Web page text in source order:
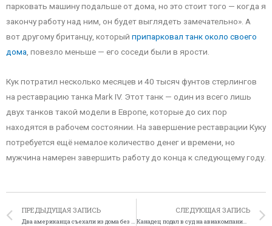
парковать машину подальше от дома, но это стоит того — когда я
закончу работу над ним, он будет выглядеть замечательно». А
вот другому британцу, который припарковал танк около своего
дома , повезло меньше — его соседи были в ярости.
Кук потратил несколько месяцев и 40 тысяч фунтов стерлингов
на реставрацию танка Mark IV. Этот танк — один из всего лишь
двух танков такой модели в Европе, которые до сих пор
находятся в рабочем состоянии. На завершение реставрации Куку
потребуется ещё немалое количество денег и времени, но
мужчина намерен завершить работу до конца к следующему году.
ПРЕДЫДУЩАЯ ЗАПИСЬ
Два американца съехали из дома без детей
СЛЕДУЮЩАЯ ЗАПИСЬ
Канадец подал в суд на авиакомпанию из-за лимонада